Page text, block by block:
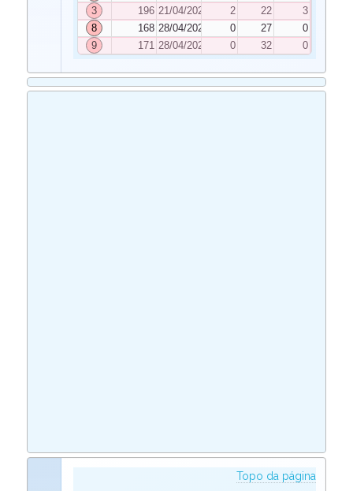
3
196 21/04/2026 2 22
3
8
168 28/04/2026 0 27
0
9
171 28/04/2026 0 32 0
Topo da página